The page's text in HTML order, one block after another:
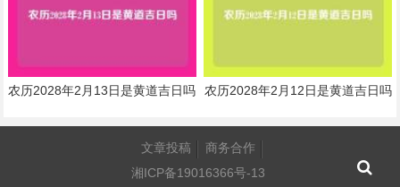
农历2028年2月13日是黄道吉日吗 农历2028年2月12日是黄道吉日吗
文章投稿
商务合作
湘ICP备19016366号-13